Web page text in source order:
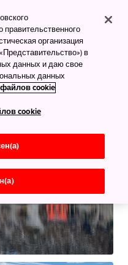
места
правительственного
организация
в
данных и даю свое
данных
cookie
cookie